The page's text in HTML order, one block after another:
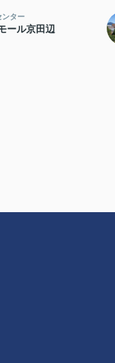
ンター
ール京田辺